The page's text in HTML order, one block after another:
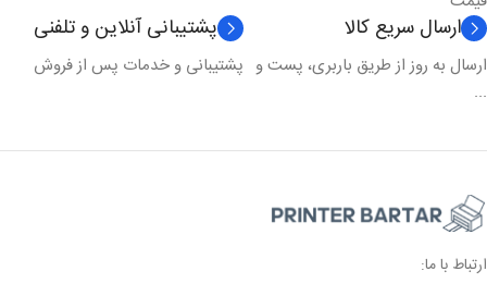
ارسال سریع کالا
ارسال به روز از طریق باربری، پست و
...
پشتیبانی آنلاین و تلفنی
پشتیبانی و خدمات پس از فروش
ارتباط با ما: